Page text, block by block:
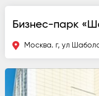
Бизнес-парк
Москва. г, ул